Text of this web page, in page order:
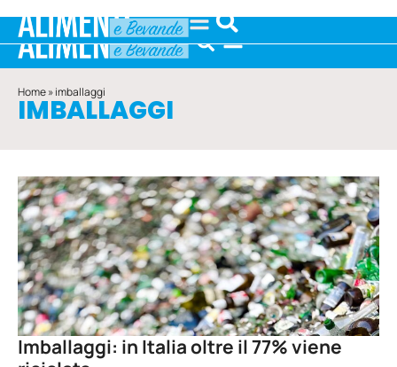
Home»imballaggi
IMBALLAGGI
Imballaggi: in Italia oltre il 77% viene